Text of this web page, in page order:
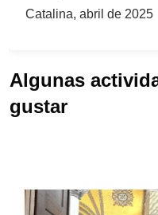
Catalina, abril de 2025
Algunas
gustar